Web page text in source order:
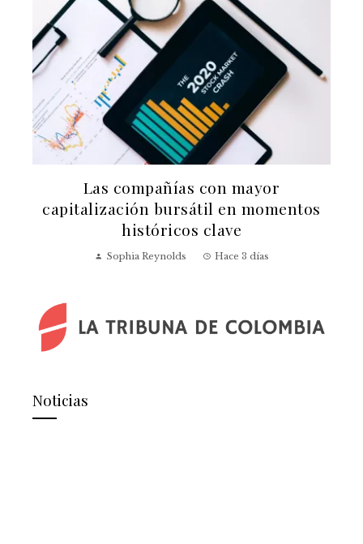
Las compañías con mayor
capitalización bursátil en momentos
históricos clave
Sophia Reynolds Hace 3 días
Noticias